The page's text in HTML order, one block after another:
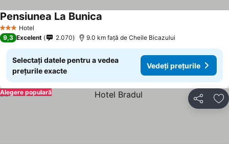
3 SteleHotel
Pensiunea La Bunica
9,3 Excelent 2.070 9.0 km faţă de Cheile Bicazului
Selectați datele pentru a vedea
prețurile exacte
Vedeți prețurile
Distribuiți
Alegere populară